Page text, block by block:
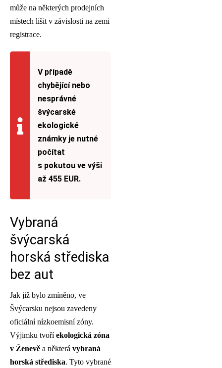
může na některých prodejních
místech lišit v závislosti na zemi
registrace.
V případě
chybějící nebo
nesprávné
švýcarské
ekologické
známky je nutné
počítat
s pokutou ve výši
až 455 EUR.
Vybraná
švýcarská
horská střediska
bez aut
Jak již bylo zmíněno, ve
Švýcarsku nejsou zavedeny
oficiální nízkoemisní zóny.
Výjimku tvoříekologická zóna
v Ženevě a některá vybraná
horská střediska. Tyto vybrané